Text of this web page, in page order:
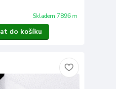
Skladem 7896 m
do košíku